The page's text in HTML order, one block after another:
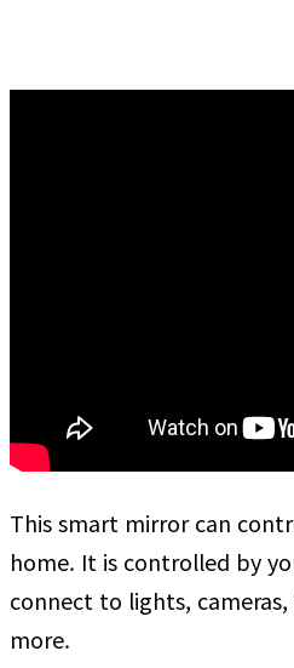
This smart mirror can
home. It is controlled by
connect to lights,
more.